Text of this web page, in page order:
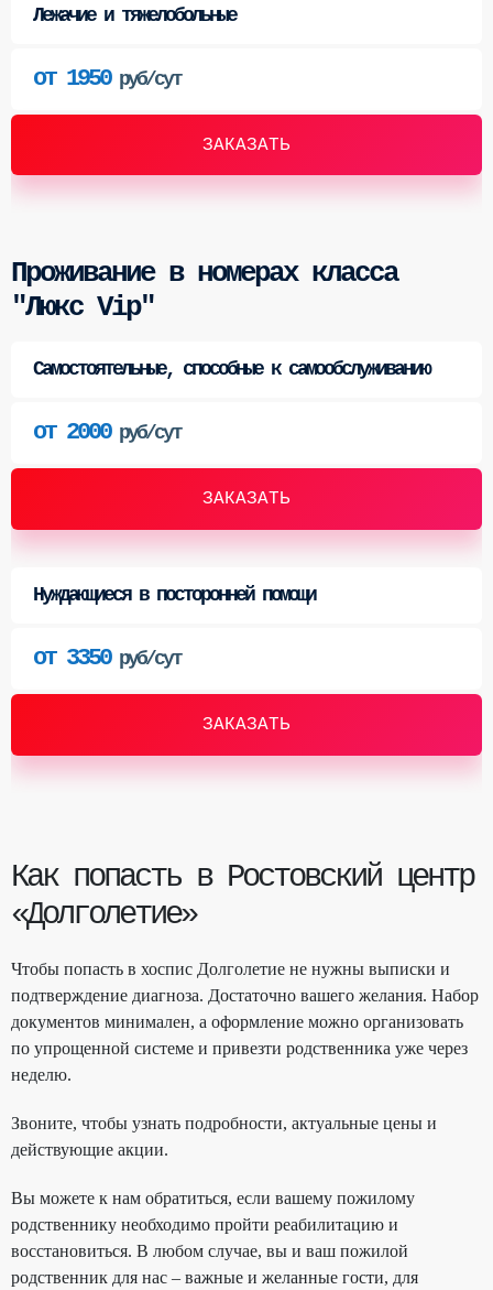
Лежачие и тяжелобольные
ЗАКАЗАТЬ
от 1950руб/сут
Проживание в номерах класса
"Люкс Vip"
Самостоятельные, способные к самообслуживанию
ЗАКАЗАТЬ
от 2000руб/сут
Нуждающиеся в посторонней помощи
ЗАКАЗАТЬ
от 3350руб/сут
Как попасть в Ростовский центр
«Долголетие»
Чтобы попасть в хоспис Долголетие не нужны выписки и
подтверждение диагноза. Достаточно вашего желания. Набор
документов минимален, а оформление можно организовать
по упрощенной системе и привезти родственника уже через
неделю.
Звоните, чтобы узнать подробности, актуальные цены и
действующие акции.
Вы можете к нам обратиться, если вашему пожилому
родственнику необходимо пройти реабилитацию и
восстановиться. В любом случае, вы и ваш пожилой
родственник для нас – важные и желанные гости, для